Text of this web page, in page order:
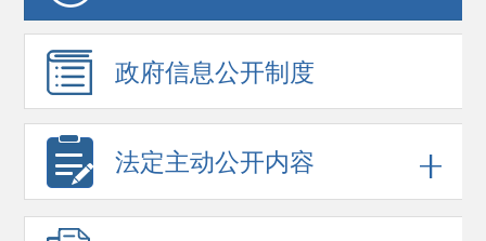
政府信息公开制度
法定主动公开内容